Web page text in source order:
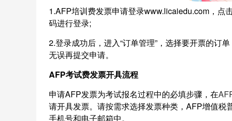
1.AFP培训费发票申请登录www.licaiedu.com，点
码进行登录;
2.登录成功后，进入“订单管理”，选择要开票的订
无误再提交申请。
AFP考试费发票开具流程
申请AFP发票为考试报名过程中的必填步骤，在
请开具发票。请按需求选择发票种类，AFP增值
手机号和电子邮箱中。